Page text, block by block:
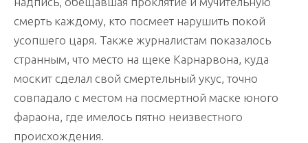
смерть каждому, кто посмеет нарушить покой
усопшего царя. Также журналистам показалось
странным, что место на щеке Карнарвона, куда
москит сделал свой смертельный укус, точно
совпадало с местом на посмертной маске юного
фараона, где имелось пятно неизвестного
происхождения.